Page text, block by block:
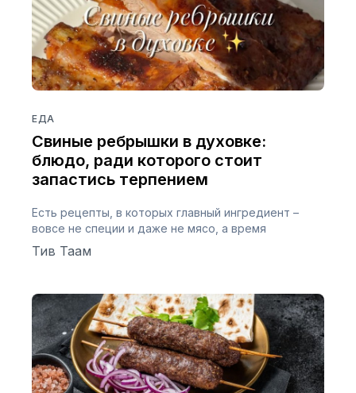
ЕДА
Свиные ребрышки в духовке:
блюдо, ради которого стоит
запастись терпением
Есть рецепты, в которых главный ингредиент –
вовсе не специи и даже не мясо, а время
Тив Таам